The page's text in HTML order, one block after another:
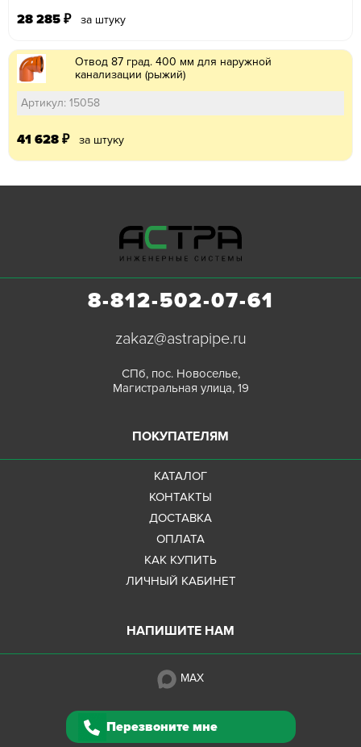
28 285 ₽ за штуку
Отвод 87 град. 400 мм для наружной
канализации (рыжий)
Артикул: 15058
41 628 ₽ за штуку
8-812-502-07-61
zakaz@astrapipe.ru
СПб, пос. Новоселье,
Магистральная улица, 19
ПОКУПАТЕЛЯМ
КАТАЛОГ
КОНТАКТЫ
ДОСТАВКА
ОПЛАТА
КАК КУПИТЬ
ЛИЧНЫЙ КАБИНЕТ
НАПИШИТЕ НАМ
MAX
Перезвоните мне